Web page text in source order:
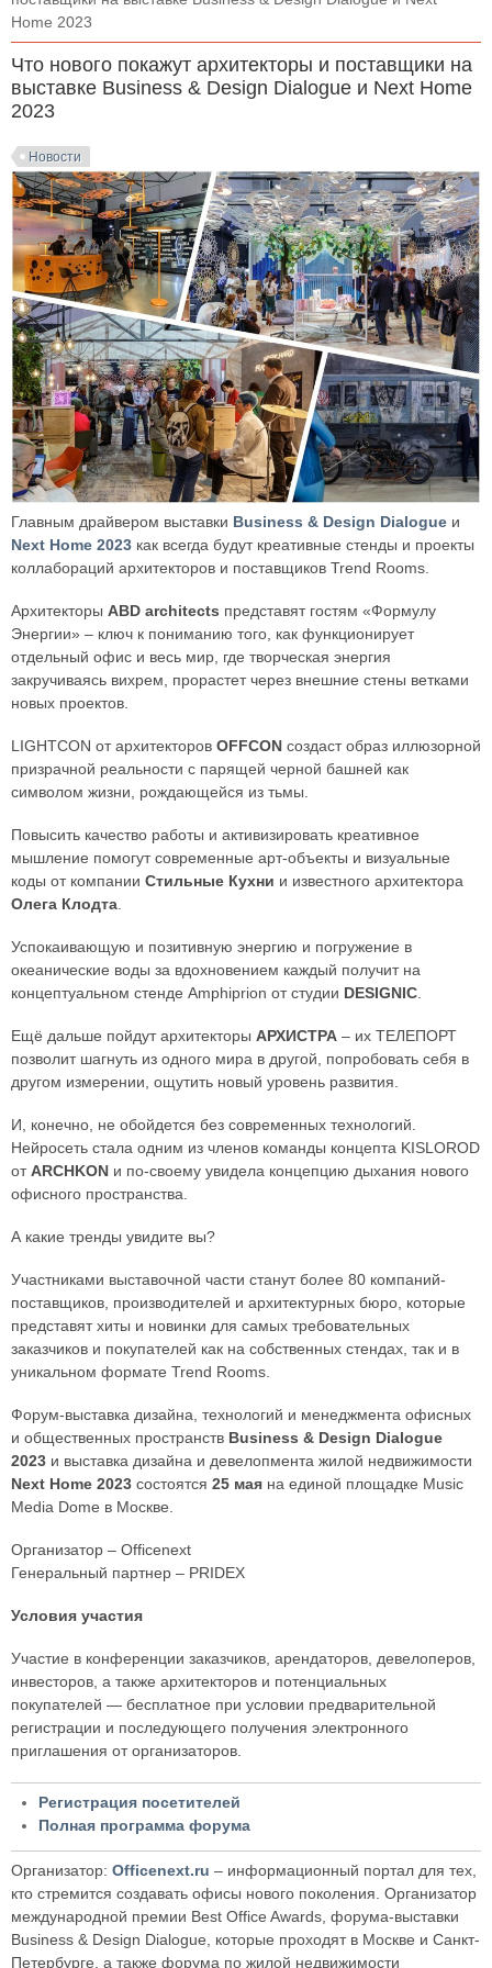
Home 2023
Что нового покажут архитекторы и поставщики на
выставке Business & Design Dialogue и Next Home
2023
Новости
Главным драйвером выставки Business & Design Dialogue и
Next Home 2023 как всегда будут креативные стенды и проекты
коллабораций архитекторов и поставщиков Trend Rooms.
Архитекторы ABD architects представят гостям «Формулу
Энергии» – ключ к пониманию того, как функционирует
отдельный офис и весь мир, где творческая энергия
закручиваясь вихрем, прорастет через внешние стены ветками
новых проектов.
LIGHTCON от архитекторов OFFCON создаст образ иллюзорной
призрачной реальности с парящей черной башней как
символом жизни, рождающейся из тьмы.
Повысить качество работы и активизировать креативное
мышление помогут современные арт-объекты и визуальные
коды от компании Стильные Кухни и известного архитектора
Олега Клодта
Успокаивающую и позитивную энергию и погружение в
океанические воды за вдохновением каждый получит на
концептуальном стенде Amphiprion от студии DESIGNIC
Ещё дальше пойдут архитекторы АРХИСТРА – их ТЕЛЕПОРТ
позволит шагнуть из одного мира в другой, попробовать себя в
другом измерении, ощутить новый уровень развития.
И, конечно, не обойдется без современных технологий.
Нейросеть стала одним из членов команды концепта KISLOROD
отARCHKON и по-своему увидела концепцию дыхания нового
офисного пространства.
А какие тренды увидите вы?
Участниками выставочной части станут более 80 компаний-
поставщиков, производителей и архитектурных бюро, которые
представят хиты и новинки для самых требовательных
заказчиков и покупателей как на собственных стендах, так и в
уникальном формате Trend Rooms.
Форум-выставка дизайна, технологий и менеджмента офисных
и общественных пространств Business & Design Dialogue
2023 и выставка дизайна и девелопмента жилой недвижимости
Next Home 2023 состоятся 25 мая на единой площадке Music
Media Dome в Москве.
Организатор – Officenext
Генеральный партнер – PRIDEX
Условия участия
Участие в конференции заказчиков, арендаторов, девелоперов,
инвесторов, а также архитекторов и потенциальных
покупателей — бесплатное при условии предварительной
регистрации и последующего получения электронного
приглашения от организаторов.
Регистрация посетителей
Полная программа форума
Организатор: Officenext.ru – информационный портал для тех,
кто стремится создавать офисы нового поколения. Организатор
международной премии Best Office Awards, форума-выставки
Business & Design Dialogue, которые проходят в Москве и Санкт-
Петербурге, а также форума по жилой недвижимости